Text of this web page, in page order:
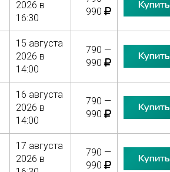
2026 в
16:30
990
Купить
15 августа
2026 в
14:00
790 —
990
Купить
16 августа
2026 в
14:00
790 —
990
Купить
17 августа
2026 в
790 —
990
Купить